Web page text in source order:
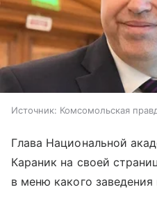
Источник: Комсомольская
Глава Национальной
Караник на своей
в меню какого заведения